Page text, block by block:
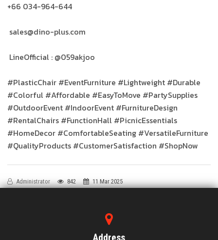
+66 034-964-644
sales@dino-plus.com
LineOfficial : @059akjoo
#PlasticChair #EventFurniture #Lightweight #Durable
#Colorful #Affordable #EasyToMove #PartySupplies
#OutdoorEvent #IndoorEvent #FurnitureDesign
#RentalChairs #FunctionHall #PicnicEssentials
#HomeDecor #ComfortableSeating #VersatileFurniture
#QualityProducts #CustomerSatisfaction #ShopNow
Administrator 842 11 Mar 2025